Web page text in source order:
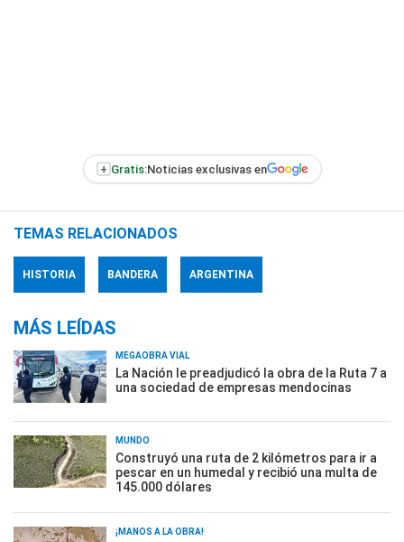
+ Gratis:Noticias exclusivas en
TEMAS RELACIONADOS
HISTORIA BANDERA ARGENTINA
MÁS LEÍDAS
MEGAOBRA VIAL
La Nación le preadjudicó la obra de la Ruta 7 a
una sociedad de empresas mendocinas
MUNDO
Construyó una ruta de 2 kilómetros para ir a
pescar en un humedal y recibió una multa de
145.000 dólares
¡MANOS A LA OBRA!